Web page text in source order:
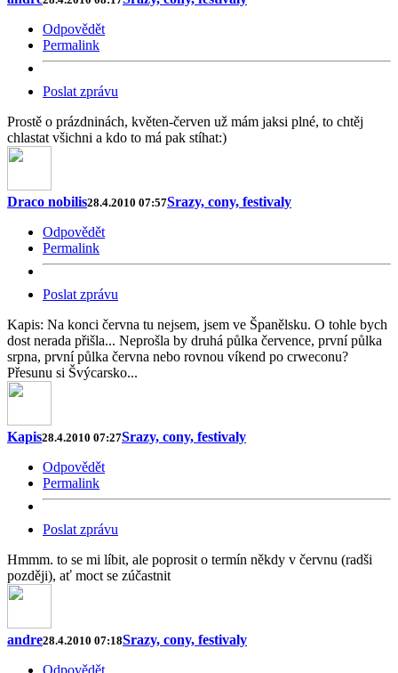
Odpovědět
Permalink
Poslat zprávu
Prostě o prázdninách, květen-červen už mám jaksi plné, to chtěj
chlastat všichni a kdo to má pak stíhat:)
Draco nobilis28.4.2010 07:57Srazy, cony, festivaly
Odpovědět
Permalink
Poslat zprávu
Kapis: Na konci června tu nejsem, jsem ve Španělsku. O tohle bych
dost nerada přišla... Neprošla by druhá půlka července, první půlka
srpna, první půlka června nebo rovnou víkend po crweconu?
Přesunu si Švýcarsko...
Kapis28.4.2010 07:27Srazy, cony, festivaly
Odpovědět
Permalink
Poslat zprávu
Hmmm. to se mi líbit, ale poprosit o termín někdy v červnu (radši
později), ať moct se zúčastnit
andre28.4.2010 07:18Srazy, cony, festivaly
Odpovědět